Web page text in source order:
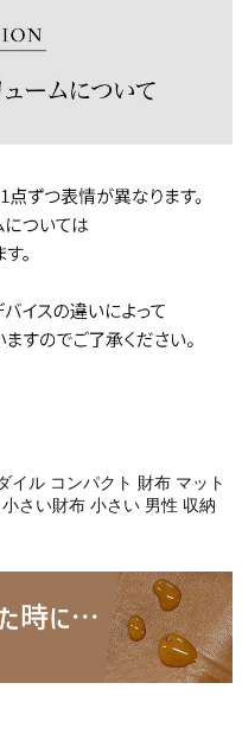
イル コンパクト 財布 マット
さい財布 小さい 男性 収納